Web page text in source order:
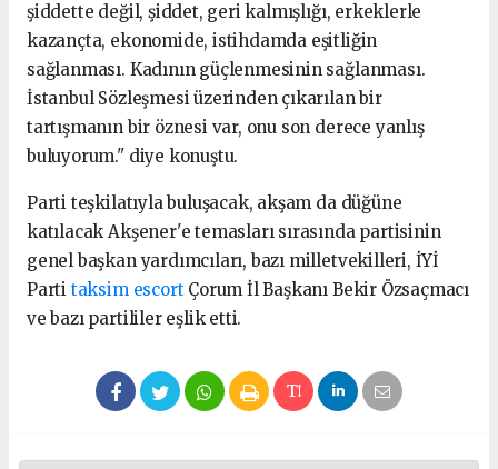
şiddette değil, şiddet, geri kalmışlığı, erkeklerle
kazançta, ekonomide, istihdamda eşitliğin
sağlanması. Kadının güçlenmesinin sağlanması.
İstanbul Sözleşmesi üzerinden çıkarılan bir
tartışmanın bir öznesi var, onu son derece yanlış
buluyorum." diye konuştu.
Parti teşkilatıyla buluşacak, akşam da düğüne
katılacak Akşener'e temasları sırasında partisinin
genel başkan yardımcıları, bazı milletvekilleri, İYİ
Parti taksim escort Çorum İl Başkanı Bekir Özsaçmacı
ve bazı partililer eşlik etti.